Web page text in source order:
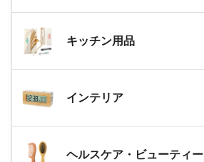
キッチン用品
インテリア
ヘルスケア・ビューティー